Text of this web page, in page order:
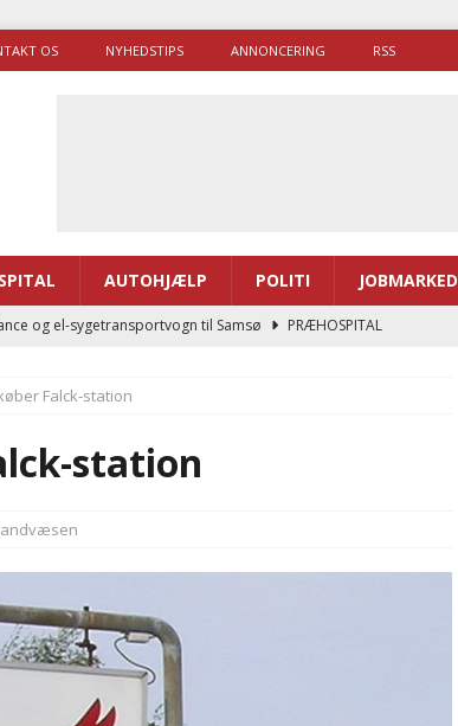
OS NYHEDSTIPS ANNONCERING RSS
AUTOHJÆLP POLITI JOBMARKED
og el-sygetransportvogn til Samsø
PRÆHOSPITAL
politiuddannelse skal ruste betjentene til mere kompleks
driver flere brandstationer, mens Falcks andel fortsætter
af sygetransporttilladelser kan sende 400.000 kørsler over
Falck-station
station